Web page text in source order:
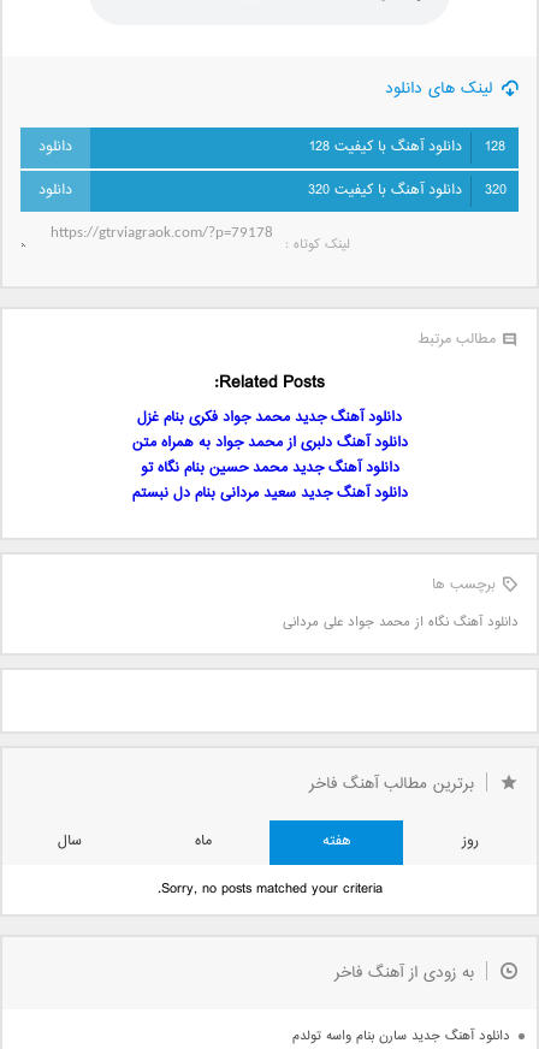
لینک های دانلود
128
دانلود آهنگ با کیفیت 128
320
دانلود آهنگ با کیفیت 320
لینک کوتاه‌ :
مطالب مرتبط
Related Posts:
دانلود آهنگ جدید محمد جواد فکری بنام غزل
دانلود آهنگ دلبری از محمد جواد به همراه متن
دانلود آهنگ جدید محمد حسین بنام نگاه تو
دانلود آهنگ جدید سعید مردانی بنام دل نبستم
برچسب ها
دانلود آهنگ نگاه از محمد جواد علی مردانی
برترین مطالب آهنگ فاخر
روز هفته ماه
سال
Sorry, no posts matched your criteria.
به زودی از آهنگ فاخر
دانلود آهنگ جدید سارن بنام واسه تولدم